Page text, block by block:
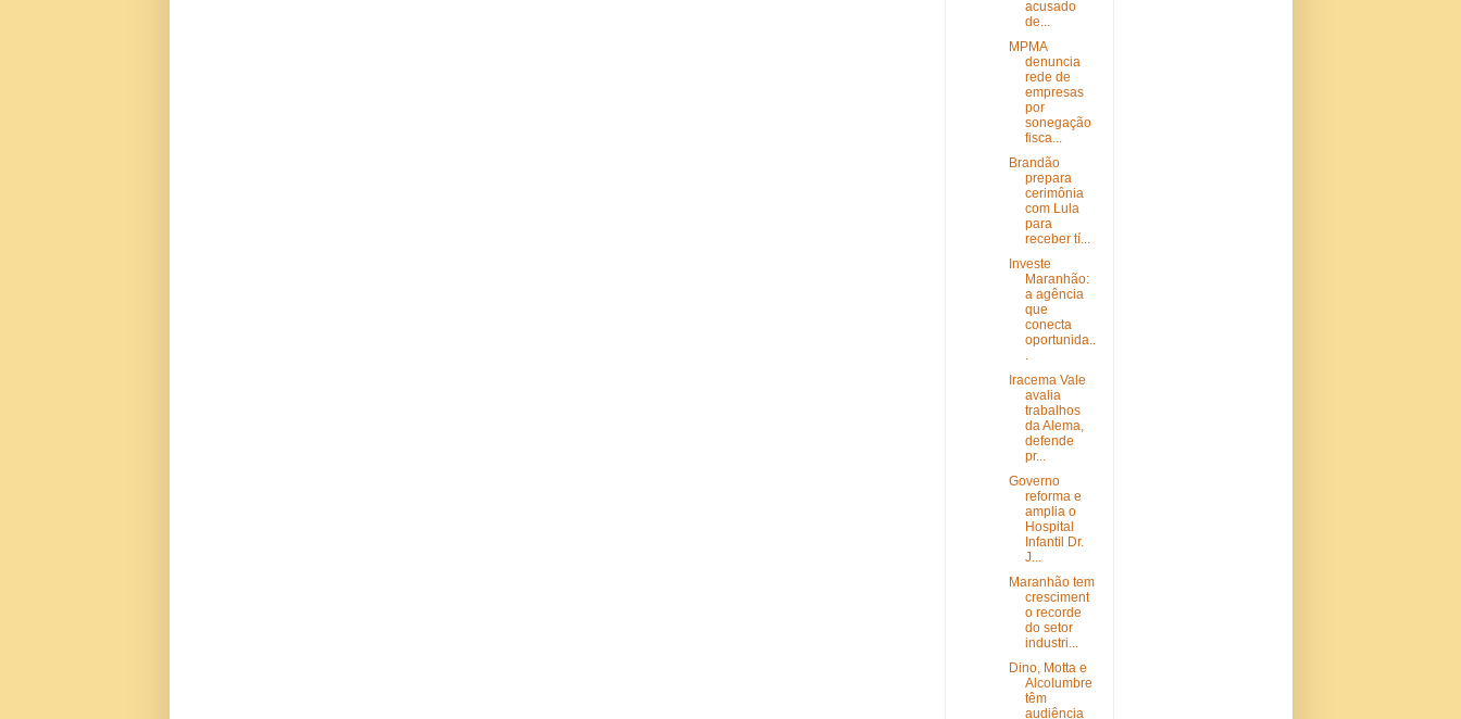
acusado
de...
MPMA
denuncia
rede de
empresas
por
sonegação
fisca...
Brandão
prepara
cerimônia
com Lula
para
receber tí...
Investe
Maranhão:
a agência
que
conecta
oportunida..
.
Iracema Vale
avalia
trabalhos
da Alema,
defende
pr...
Governo
reforma e
amplia o
Hospital
Infantil Dr.
J...
Maranhão tem
cresciment
o recorde
do setor
industri...
Dino, Motta e
Alcolumbre
têm
audiência